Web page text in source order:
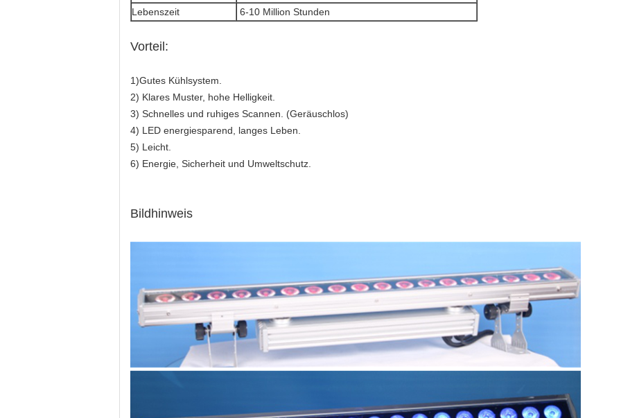
Lebenszeit
6-10 Million Stunden
Vorteil:
1)Gutes Kühlsystem.
2) Klares Muster, hohe Helligkeit.
3) Schnelles und ruhiges Scannen. (Geräuschlos)
4) LED energiesparend, langes Leben.
5) Leicht.
6) Energie, Sicherheit und Umweltschutz.
Bildhinweis